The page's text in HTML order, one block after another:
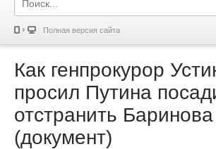
Полная версия сайта
Как генпрокурор
просил Путина
отстранить Баринова
(документ)